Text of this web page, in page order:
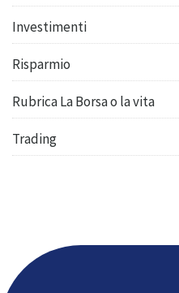
Investimenti
Risparmio
Rubrica La Borsa o la vita
Trading